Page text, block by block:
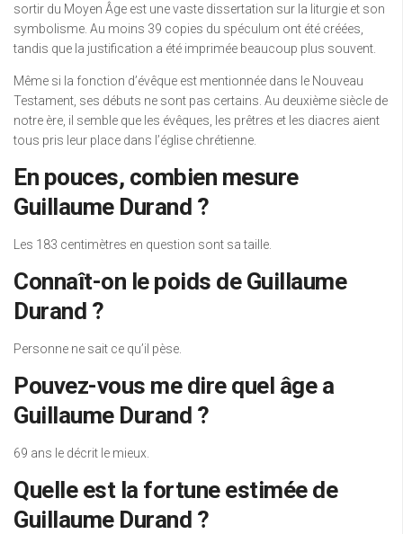
sortir du Moyen Âge est une vaste dissertation sur la liturgie et son
symbolisme. Au moins 39 copies du spéculum ont été créées,
tandis que la justification a été imprimée beaucoup plus souvent.
Même si la fonction d’évêque est mentionnée dans le Nouveau
Testament, ses débuts ne sont pas certains. Au deuxième siècle de
notre ère, il semble que les évêques, les prêtres et les diacres aient
tous pris leur place dans l’église chrétienne.
En pouces, combien mesure
Guillaume Durand ?
Les 183 centimètres en question sont sa taille.
Connaît-on le poids de Guillaume
Durand ?
Personne ne sait ce qu’il pèse.
Pouvez-vous me dire quel âge a
Guillaume Durand ?
69 ans le décrit le mieux.
Quelle est la fortune estimée de
Guillaume Durand ?